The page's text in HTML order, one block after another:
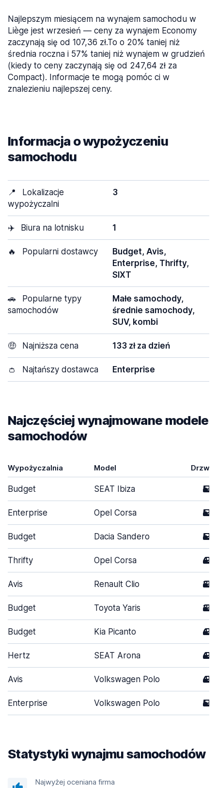
Najlepszym miesiącem na wynajem samochodu w
Liège jest wrzesień — ceny za wynajem Economy
zaczynają się od 107,36 zł.To o 20% taniej niż
średnia roczna i 57% taniej niż wynajem w grudzień
(kiedy to ceny zaczynają się od 247,64 zł za
Compact). Informacje te mogą pomóc ci w
znalezieniu najlepszej ceny.
Informacja o wypożyczeniu
samochodu
📍
Lokalizacje
wypożyczalni
3
✈️ Biura na lotnisku 1
🔥 Popularni dostawcy
Budget, Avis,
Enterprise, Thrifty,
SIXT
🚗
Popularne typy
samochodów
Małe samochody,
średnie samochody,
SUV, kombi
🤑 Najniższa cena 133 zł za dzień
👛 Najtańszy dostawca Enterprise
Najczęściej wynajmowane modele
samochodów
Wypożyczalnia Model Drzwi
Budget SEAT Ibiza 5
Enterprise Opel Corsa 5
Budget Dacia Sandero 5
Thrifty Opel Corsa 4
Avis Renault Clio 3
Budget Toyota Yaris 3
Budget Kia Picanto 4
Hertz SEAT Arona 4
Avis Volkswagen Polo 4
Enterprise Volkswagen Polo 5
Statystyki wynajmu samochodów
Najwyżej oceniana firma